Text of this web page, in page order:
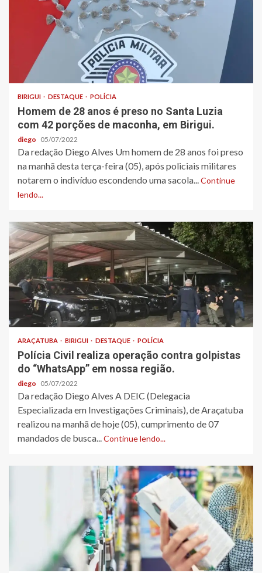
BIRIGUI DESTAQUE POLÍCIA
Homem de 28 anos é preso no Santa Luzia
com 42 porções de maconha, em Birigui.
diego 05/07/2022
Da redação Diego Alves Um homem de 28 anos foi preso
na manhã desta terça-feira (05), após policiais militares
notarem o indivíduo escondendo uma sacola...Continue
lendo...
ARAÇATUBA BIRIGUI DESTAQUE POLÍCIA
Polícia Civil realiza operação contra golpistas
do “WhatsApp” em nossa região.
diego 05/07/2022
Da redação Diego Alves A DEIC (Delegacia
Especializada em Investigações Criminais), de Araçatuba
realizou na manhã de hoje (05), cumprimento de 07
mandados de busca...Continue lendo...